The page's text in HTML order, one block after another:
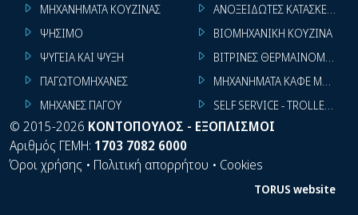
ΜΗΧΑΝΗΜΑΤΑ ΚΟΥΖΙΝΑΣ
ΨΗΣΙΜΟ
ΨΥΓΕΙΑ ΚΑΙ ΨΥΞΗ
ΠΑΓΩΤΟΜΗΧΑΝΕΣ
ΜΗΧΑΝΕΣ ΠΑΓΟΥ
ΑΝΟΞΕΙΔΩΤΕΣ ΚΑΤΑΣΚΕΥΕΣ
ΒΙΟΜΗΧΑΝΙΚΗ ΚΟΥΖΙΝΑ
ΒΙΤΡΙΝΕΣ ΘΕΡΜΑΙΝΟΜΕΝΕΣ
ΜΗΧΑΝΗΜΑΤΑ ΚΑΦΕ ΜΠΑΡ
SELF SERVICE - TROLLEY -
© 2015-2026 ΚΟΝΤΟΠΟΥΛΟΣ - ΕΞΟΠΛΙΣΜΟΙ
Αριθμός ΓΕΜΗ: 1703 7082 6000
Όροι χρήσης • Πολιτική απορρήτου • Cookies
TORUS website